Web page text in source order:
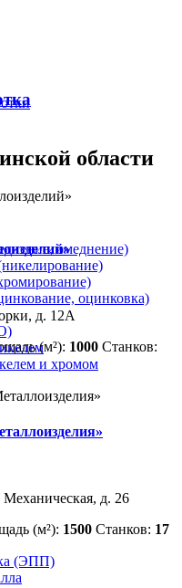
омеднение)
оцинковка)
и хромом
(ЭПП)
области
д. 12А
(м²): 1000 Станков:
Механическая, д. 26
(м²): 1500 Станков: 17